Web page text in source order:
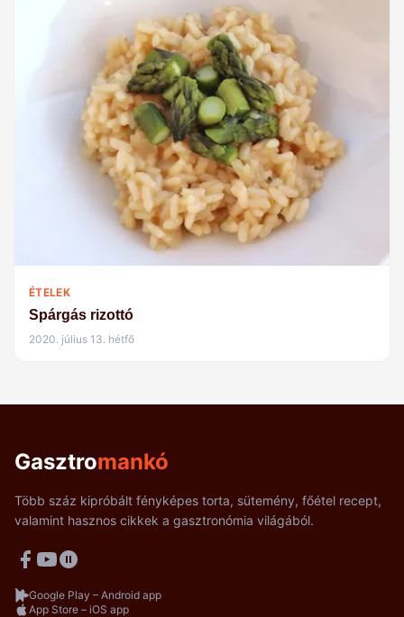
ÉTELEK
Spárgás rizottó
2020. július 13. hétfő
Gasztromankó
Több száz kipróbált fényképes torta, sütemény, főétel recept,
valamint hasznos cikkek a gasztronómia világából.
Google Play – Android app
App Store – iOS app